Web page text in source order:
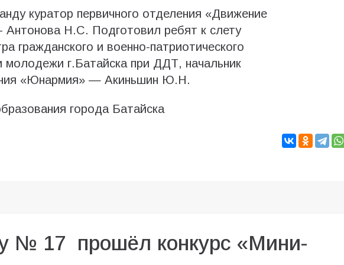
куратор первичного отделения «Движение
Н.С. Подготовил ребят к слету
гражданского и военно-патриотического
молодежи г.Батайска при ДДТ, начальник
«Юнармия» — Акиньшин Ю.Н.
города Батайска
№ 17 прошёл конкурс «Мини-